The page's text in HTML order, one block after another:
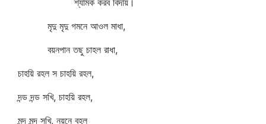
শ্যামক করব বিদায়।
মৃদু মৃদু গমনে আওল মাধা,
বয়নপান তছু চাহল রাধা,
চাহয়ি রহল স চাহয়ি রহল,
দন্ড দন্ড সখি, চাহয়ি রহল,
মন্দ মন্দ সখি, নয়নে বহল